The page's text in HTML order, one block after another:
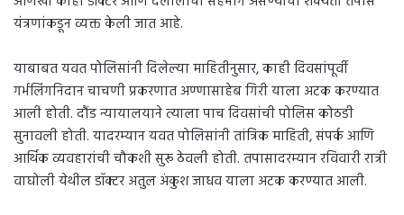
यंत्रणांकडून व्यक्त केली जात आहे.
याबाबत यवत पोलिसांनी दिलेल्या माहितीनुसार, काही दिवसांपूर्वी
गर्भलिंगनिदान चाचणी प्रकरणात अण्णासाहेब गिरी याला अटक करण्यात
आली होती. दौंड न्यायालयाने त्याला पाच दिवसांची पोलिस कोठडी
सुनावली होती. यादरम्यान यवत पोलिसांनी तांत्रिक माहिती, संपर्क आणि
आर्थिक व्यवहारांची चौकशी सुरू ठेवली होती. तपासादरम्यान रविवारी रात्री
वाघोली येथील डॉक्टर अतुल अंकुश जाधव याला अटक करण्यात आली.